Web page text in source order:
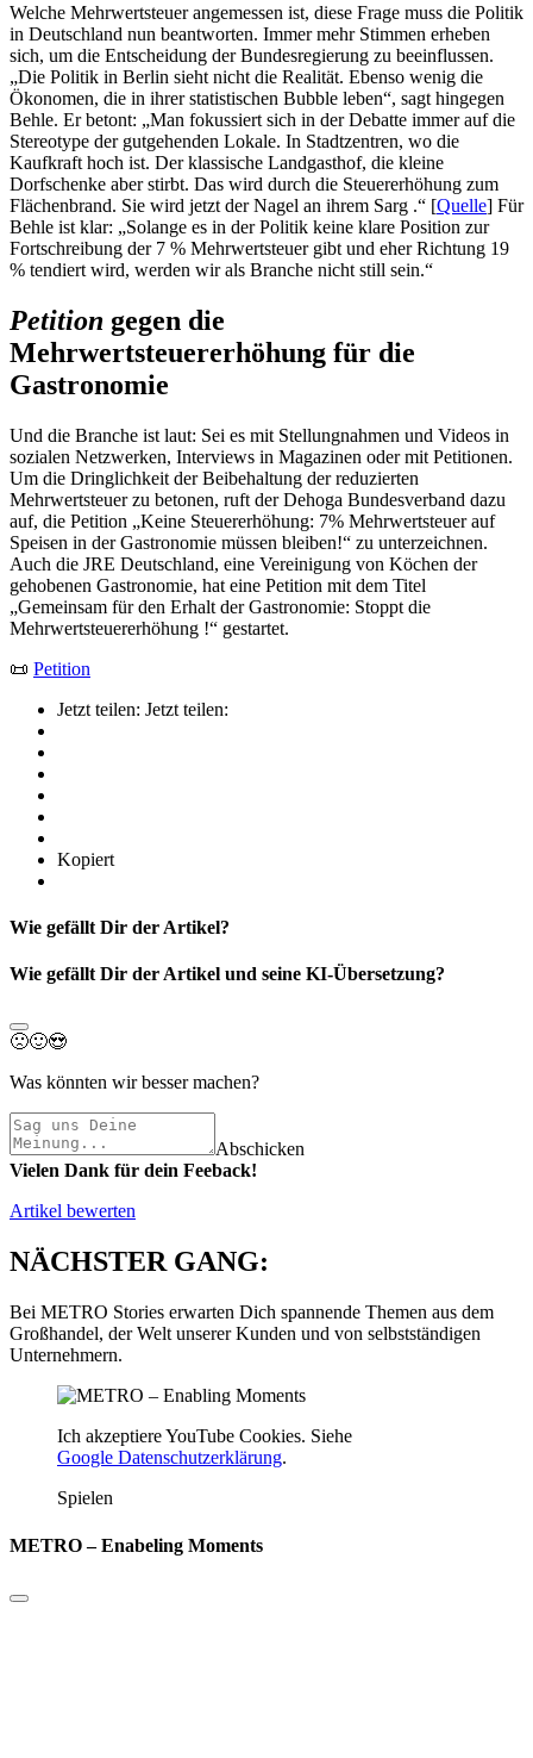
Welche Mehrwertsteuer angemessen ist, diese Frage muss die Politik
in Deutschland nun beantworten. Immer mehr Stimmen erheben
sich, um die Entscheidung der Bundesregierung zu beeinflussen.
„Die Politik in Berlin sieht nicht die Realität. Ebenso wenig die
Ökonomen, die in ihrer statistischen Bubble leben“, sagt hingegen
Behle. Er betont: „Man fokussiert sich in der Debatte immer auf die
Stereotype der gutgehenden Lokale. In Stadtzentren, wo die
Kaufkraft hoch ist. Der klassische Landgasthof, die kleine
Dorfschenke aber stirbt. Das wird durch die Steuererhöhung zum
Flächenbrand. Sie wird jetzt der Nagel an ihrem Sarg .“ [Quelle] Für
Behle ist klar: „Solange es in der Politik keine klare Position zur
Fortschreibung der 7 % Mehrwertsteuer gibt und eher Richtung 19
% tendiert wird, werden wir als Branche nicht still sein.“
Petition gegen die
Mehrwertsteuererhöhung für die
Gastronomie
Und die Branche ist laut: Sei es mit Stellungnahmen und Videos in
sozialen Netzwerken, Interviews in Magazinen oder mit Petitionen.
Um die Dringlichkeit der Beibehaltung der reduzierten
Mehrwertsteuer zu betonen, ruft der Dehoga Bundesverband dazu
auf, die Petition „Keine Steuererhöhung: 7% Mehrwertsteuer auf
Speisen in der Gastronomie müssen bleiben!“ zu unterzeichnen.
Auch die JRE Deutschland, eine Vereinigung von Köchen der
gehobenen Gastronomie, hat eine Petition mit dem Titel
„Gemeinsam für den Erhalt der Gastronomie: Stoppt die
Mehrwertsteuererhöhung !“ gestartet.
📜 Petition
Jetzt teilen: Jetzt teilen:
Kopiert
Wie gefällt Dir der Artikel?
Wie gefällt Dir der Artikel und seine KI-Übersetzung?
🙁🙂😍
Was könnten wir besser machen?
Abschicken
Vielen Dank für dein Feeback!
Artikel bewerten
NÄCHSTER GANG:
Bei METRO Stories erwarten Dich spannende Themen aus dem
Großhandel, der Welt unserer Kunden und von selbstständigen
Unternehmern.
Ich akzeptiere YouTube Cookies. Siehe
Google Datenschutzerklärung.
Spielen
METRO – Enabeling Moments